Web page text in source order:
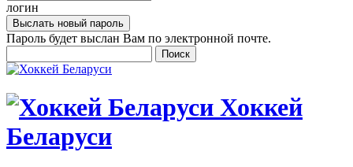
логин
Пароль будет выслан Вам по электронной почте.
Хоккей
Беларуси